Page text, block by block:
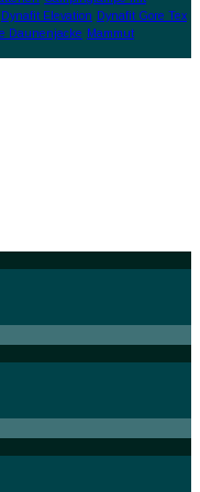
Dynafit Elevation Dynafit Gore Tex
Daunenjacke Mammut